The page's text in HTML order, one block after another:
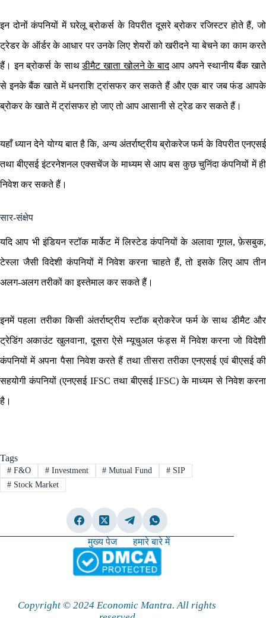
इन दोनों कंपनियों में घरेलू ब्रोकर्स के विपरीत दूसरे ब्रोकर रजिस्टर होते हैं, जो
ट्रेडर के ऑर्डर के आधार पर उनके लिए शेयरों को खरीदने या बेचने का काम करते
हैं। इन ब्रोकर्स के साथडीमैट खाता खोलने के बादआप अपने स्थानीय बैंक खाते
से इनके बैंक खाते में धनराशि ट्रांसफर कर सकते हैं और एक बार जब फंड आपके
ब्रोकर के खाते में ट्रांसफर हो जाए तो आप आसानी से ट्रेड कर सकते हैं।
यहाँ ध्यान देने योग्य बात है कि, अन्य अंतर्राष्ट्रीय ब्रोकरेज फर्म के विपरीत एनएसई
तथा बीएसई इंटरनेशनल एक्सचेंज के माध्यम से आप बस कुछ चुनिंदा कंपनियों में ही
निवेश कर सकते हैं।
सार-संक्षेप
यदि आप भी इंडियन स्टॉक मार्केट में लिस्टेड कंपनियों के अलावा गूगल, फ़ेसबुक,
टेस्ला जैसी विदेशी कंपनियों में निवेश करना चाहते हैं, तो इसके लिए आप तीन
अलग-अलग तरीकों का इस्तेमाल कर सकते हैं।
इनमें पहला तरीका किसी अंतर्राष्ट्रीय स्टॉक ब्रोकरेज फर्म के साथ डीमैट और
ट्रेडिंग अकाउंट खुलवाना, दूसरा ऐसे म्यूचुअल फंड्स में निवेश करना जो विदेशी
कंपनियों में अपना पैसा निवेश करते हैं तथा तीसरा तरीका एनएसई एवं बीएसई की
सहयोगी कंपनियों (एनएसई IFSC तथा बीएसई IFSC) के माध्यम से निवेश करना
है।
Tags
#F&O #Investment # Mutual Fund # SIP
#Stock Market
मुख्य पेज हमारे बारे में
Copyright © 2024 Economic Mantra. All rights